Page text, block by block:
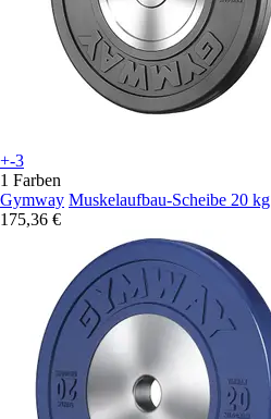
+-3
1 Farben
Gymway Muskelaufbau-Scheibe 20 kg
175,36 €